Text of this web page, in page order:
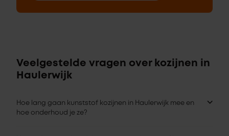
Veelgestelde vragen over kozijnen in
Haulerwijk
Hoe lang gaan kunststof kozijnen in Haulerwijk mee en
hoe onderhoud je ze?